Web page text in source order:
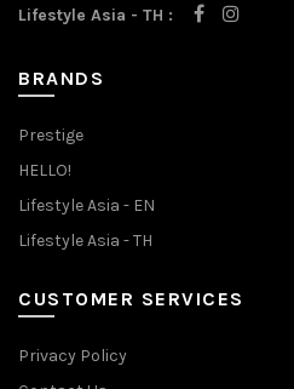
Lifestyle Asia - TH :
BRANDS
Prestige
HELLO!
Lifestyle Asia - EN
Lifestyle Asia - TH
CUSTOMER SERVICES
Privacy Policy